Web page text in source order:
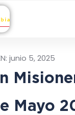
junio 5, 2025
Mayo